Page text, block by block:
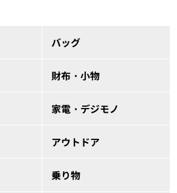
バッグ
財布・小物
家電・デジモノ
アウトドア
乗り物